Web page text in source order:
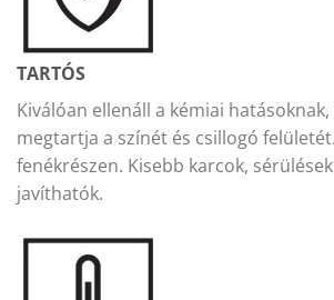
TARTÓS
Kiválóan ellenáll a kémiai
megtartja a színét és csillogó
fenékrészen. Kisebb karcok,
javíthatók.